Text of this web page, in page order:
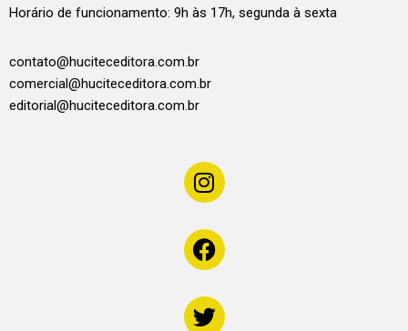
Horário de funcionamento: 9h às 17h, segunda à sexta
contato@huciteceditora.com.br
comercial@huciteceditora.com.br
editorial@huciteceditora.com.br